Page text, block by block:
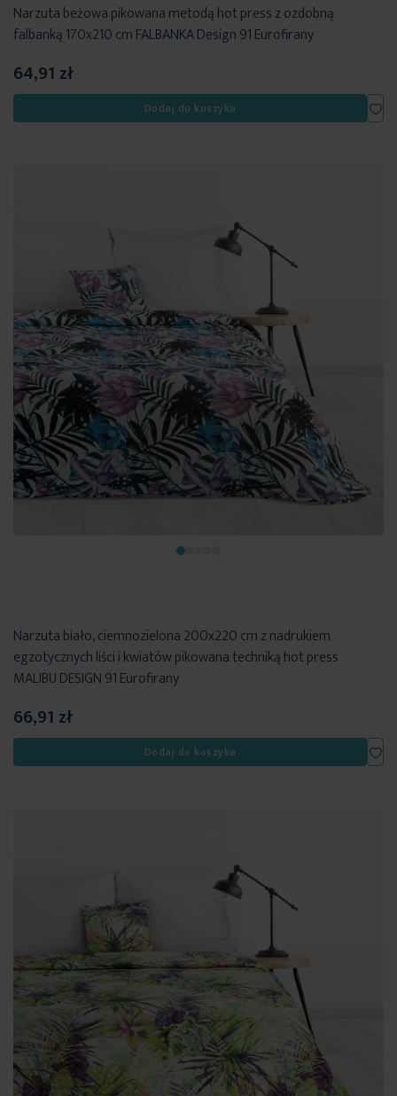
Narzuta beżowa pikowana metodą hot press z ozdobną
falbanką 170x210 cm FALBANKA Design 91 Eurofirany
64,91 zł
Dodaj do koszyka
Narzuta biało, ciemnozielona 200x220 cm z nadrukiem
egzotycznych liści i kwiatów pikowana techniką hot press
MALIBU DESIGN 91 Eurofirany
66,91 zł
Dodaj do koszyka